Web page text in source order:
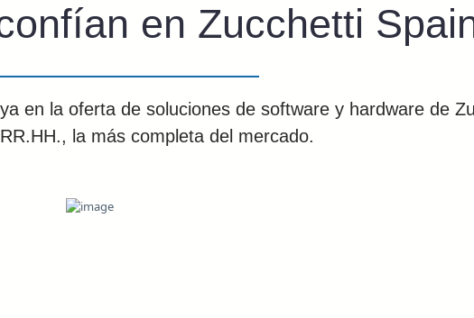
en Zucchetti
en la oferta de soluciones de software y hardware de
la más completa del mercado.